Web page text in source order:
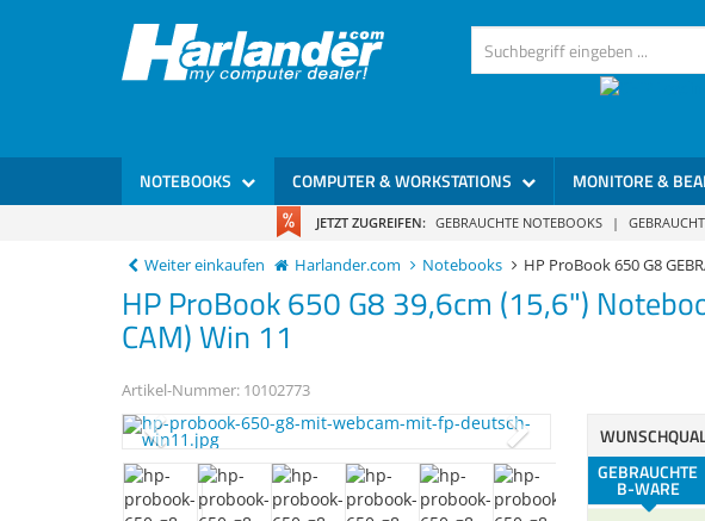
NOTEBOOKS COMPUTER & WORKSTATIONS MONITORE &
JETZT ZUGREIFEN: GEBRAUCHTE NOTEBOOKS |
Weiter einkaufen Harlander.com Notebooks HP ProBook 650 G8
HP ProBook 650 G8 39,6cm (15,6")
CAM) Win 11
Artikel-Nummer: 10102773
GEBRAUCHTE
B-WARE
Leichte
(im
wird